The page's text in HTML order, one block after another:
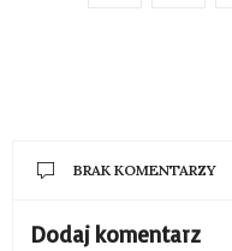
BRAK KOMENTARZY
Dodaj komentarz